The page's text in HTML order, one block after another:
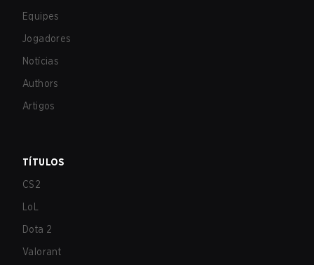
Equipes
Jogadores
Notícias
Authors
Artigos
TÍTULOS
CS2
LoL
Dota 2
Valorant